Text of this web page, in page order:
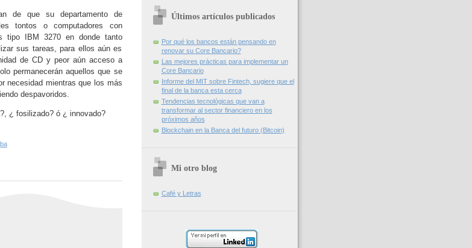
de que su departamento de
tontos o computadores con
tipo IBM 3270 en donde tanto
sus tareas, para ellos aún es
de CD y peor aún acceso a
permanecerán aquellos que se
necesidad mientras que los más
despavoridos.
¿ fosilizado? ó ¿ innovado?
Últimos artículos publicados
Por qué los bancos están pensando en
renovar su Core Bancario?
Las mejores prácticas para implementar un
Core Bancario
Informe del MIT sobre Fintech, sugiere que el
final de la banca esta cerca
Tendencias tecnológicas que van a
transformar al sector financiero en los
próximos años
Blockchain en la Banca del futuro (Bitcoin)
Mi otro blog
Café y Letras